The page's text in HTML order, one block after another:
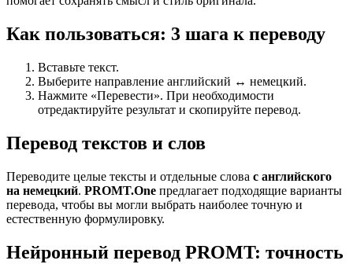
Как пользоваться: 3 шага к переводу
Вставьте текст.
Выберите направление английский ↔ немецкий.
Нажмите «Перевести». При необходимости
отредактируйте результат и скопируйте перевод.
Перевод текстов и слов
Переводите целые тексты и отдельные слова с английского
на немецкий. PROMT.One предлагает подходящие варианты
перевода, чтобы вы могли выбрать наиболее точную и
естественную формулировку.
Нейронный перевод PROMT: точность